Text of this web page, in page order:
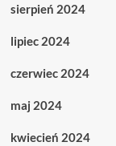
sierpień 2024
lipiec 2024
czerwiec 2024
maj 2024
kwiecień 2024